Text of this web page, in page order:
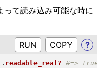
て読み込み可能な時に
RUN ?
. readable_real?